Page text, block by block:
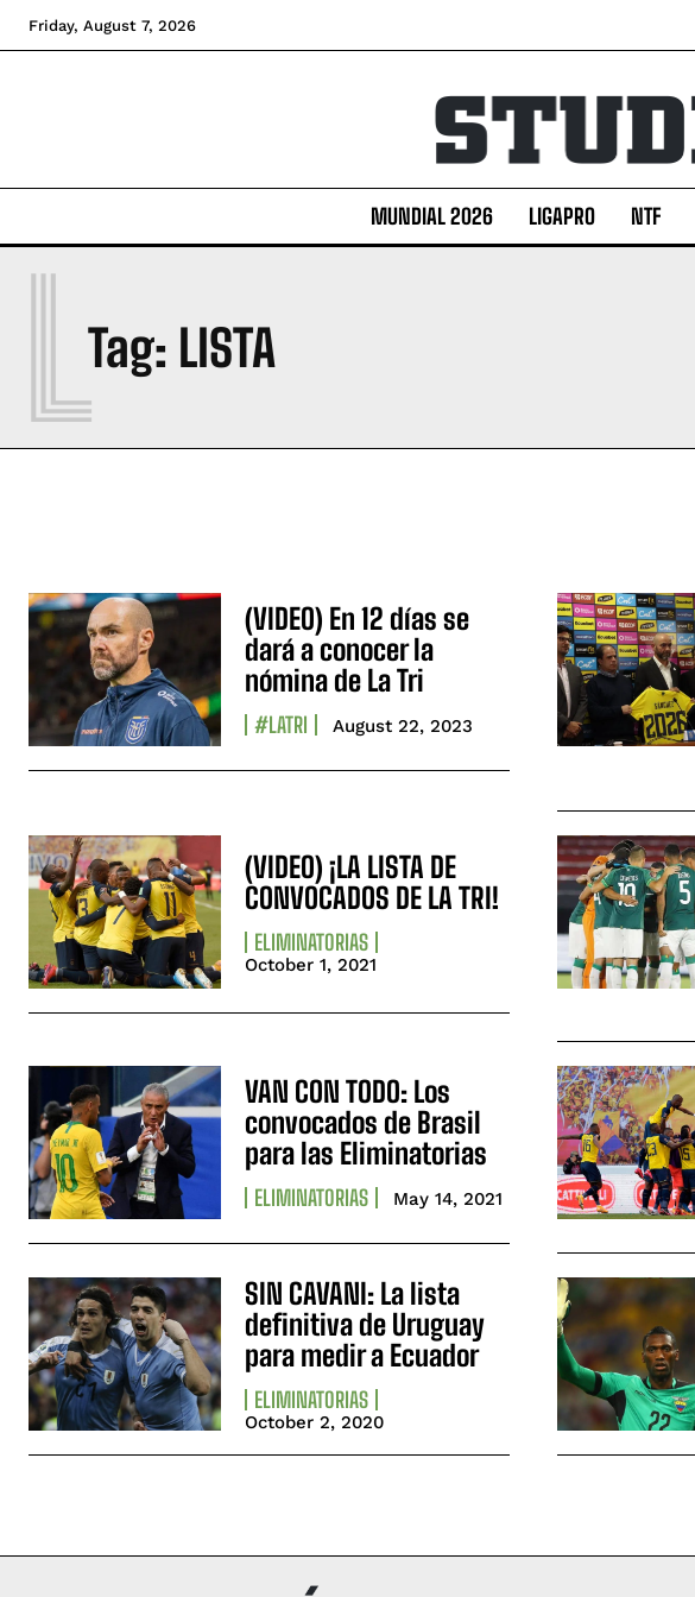
Friday, August 7, 2026
MUNDIAL 2026 LIGAPRO NTF
Tag: LISTA
L
(VIDEO) En 12 días se
dará a conocer la
nómina de La Tri
#LATRI August 22, 2023
(VIDEO) ¡LA LISTA DE
CONVOCADOS DE LA TRI!
ELIMINATORIAS
October 1, 2021
VAN CON TODO: Los
convocados de Brasil
para las Eliminatorias
ELIMINATORIAS May 14, 2021
SIN CAVANI: La lista
definitiva de Uruguay
para medir a Ecuador
ELIMINATORIAS
October 2, 2020